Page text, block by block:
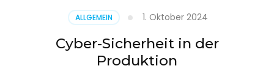
seinen
Lagebericht
zur
ALLGEMEIN 1. Oktober 2024
Cyber-Sicherheit in der
Produktion